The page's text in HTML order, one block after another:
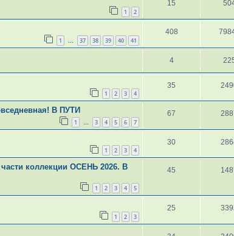
1 2
15
1 … 37 38 39 40 41
408
4
1 2 3 4
35
В ПУТИ
1 … 3 4 5 6 7
67
1 2 3 4
30
коллекции ОСЕНЬ 2026. В
1 2 3 4 5
45
1 2 3
25